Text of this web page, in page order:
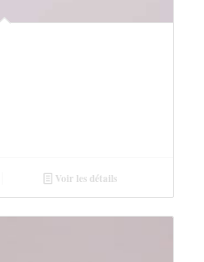
Voir les détails